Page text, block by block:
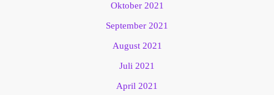
Oktober 2021
September 2021
August 2021
Juli 2021
April 2021